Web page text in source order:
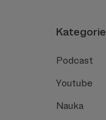
Kategorie
Podcast
Youtube
Nauka